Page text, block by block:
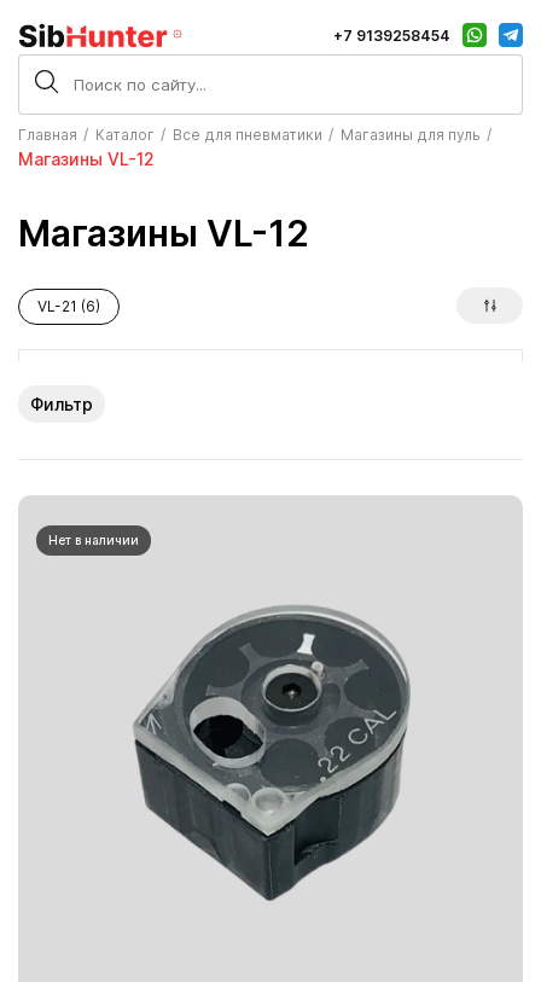
+7 9139258454
Главная Каталог Все для пневматики Магазины для пуль
Магазины VL-12
Магазины VL-12
VL-21 (6)
Фильтр
Нет в наличии